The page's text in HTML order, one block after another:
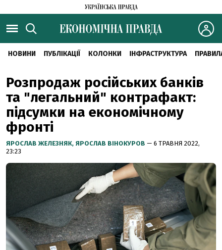
НОВИНИ ПУБЛІКАЦІЇ КОЛОНКИ ІНФРАСТРУКТУРА
Розпродаж російських банків
та "легальний" контрафакт:
підсумки на економічному
фронті
ЯРОСЛАВ ЖЕЛЕЗНЯК, ЯРОСЛАВ ВІНОКУРОВ — 6 ТРАВНЯ 2022,
23:23